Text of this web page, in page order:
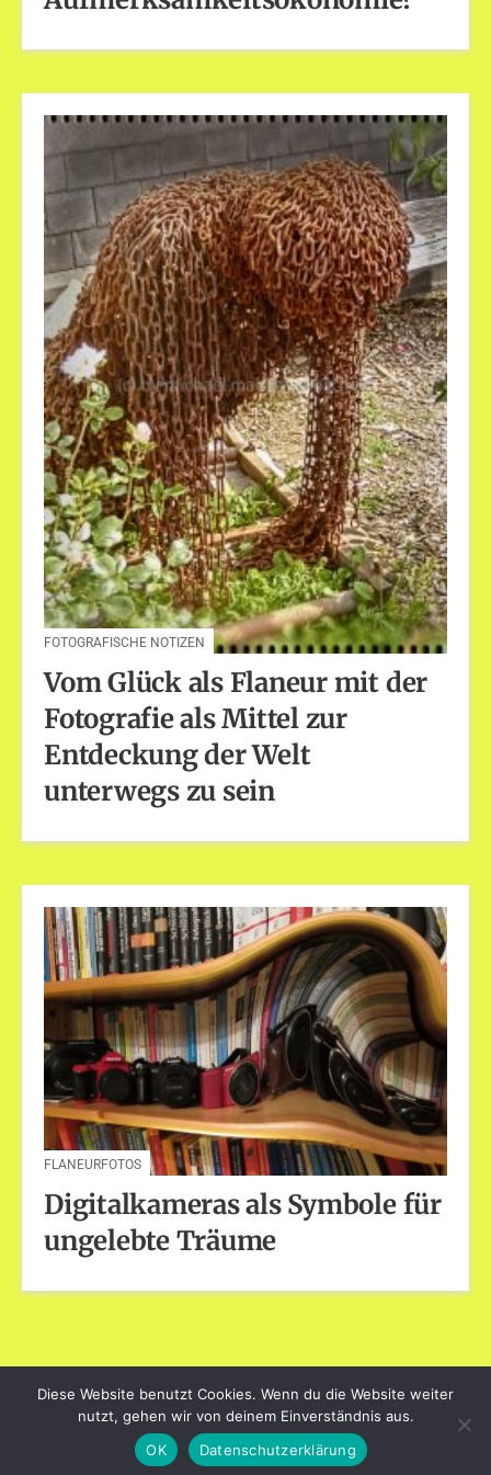
FOTOGRAFISCHE NOTIZEN
Vom Glück als Flaneur mit der
Fotografie als Mittel zur
Entdeckung der Welt
unterwegs zu sein
FLANEURFOTOS
Digitalkameras als Symbole für
ungelebte Träume
dayart.de
Stolz präsentiert von WordPress|Theme: Loose von
BlogOnYourOwn.com.
Diese Website benutzt Cookies. Wenn du die Website weiter
nutzt, gehen wir von deinem Einverständnis aus.
OK
Datenschutzerklärung